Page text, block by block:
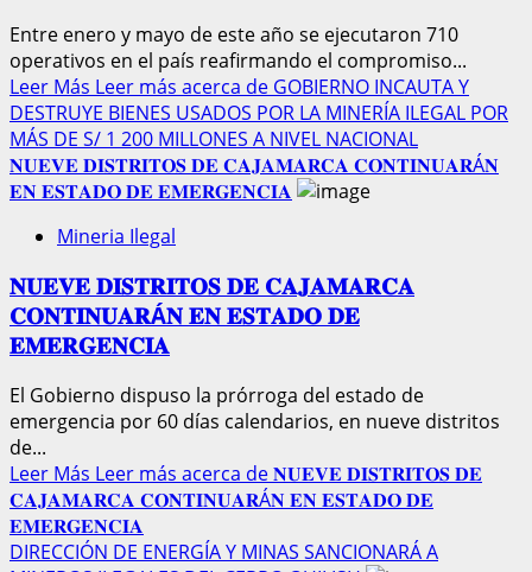
Entre enero y mayo de este año se ejecutaron 710
operativos en el país reafirmando el compromiso...
Leer Más Leer más acerca de GOBIERNO INCAUTA Y
DESTRUYE BIENES USADOS POR LA MINERÍA ILEGAL POR
MÁS DE S/ 1 200 MILLONES A NIVEL NACIONAL
𝐍𝐔𝐄𝐕𝐄 𝐃𝐈𝐒𝐓𝐑𝐈𝐓𝐎𝐒 𝐃𝐄 𝐂𝐀𝐉𝐀𝐌𝐀𝐑𝐂𝐀 𝐂𝐎𝐍𝐓𝐈𝐍𝐔𝐀𝐑Á𝐍
𝐄𝐍 𝐄𝐒𝐓𝐀𝐃𝐎 𝐃𝐄 𝐄𝐌𝐄𝐑𝐆𝐄𝐍𝐂𝐈𝐀
Mineria Ilegal
𝐍𝐔𝐄𝐕𝐄 𝐃𝐈𝐒𝐓𝐑𝐈𝐓𝐎𝐒 𝐃𝐄 𝐂𝐀𝐉𝐀𝐌𝐀𝐑𝐂𝐀
𝐂𝐎𝐍𝐓𝐈𝐍𝐔𝐀𝐑Á𝐍 𝐄𝐍 𝐄𝐒𝐓𝐀𝐃𝐎 𝐃𝐄
𝐄𝐌𝐄𝐑𝐆𝐄𝐍𝐂𝐈𝐀
El Gobierno dispuso la prórroga del estado de
emergencia por 60 días calendarios, en nueve distritos
de...
Leer Más Leer más acerca de 𝐍𝐔𝐄𝐕𝐄 𝐃𝐈𝐒𝐓𝐑𝐈𝐓𝐎𝐒 𝐃𝐄
𝐂𝐀𝐉𝐀𝐌𝐀𝐑𝐂𝐀 𝐂𝐎𝐍𝐓𝐈𝐍𝐔𝐀𝐑Á𝐍 𝐄𝐍 𝐄𝐒𝐓𝐀𝐃𝐎 𝐃𝐄
𝐄𝐌𝐄𝐑𝐆𝐄𝐍𝐂𝐈𝐀
DIRECCIÓN DE ENERGÍA Y MINAS SANCIONARÁ A